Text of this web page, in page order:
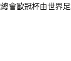
會歐冠杯由世界